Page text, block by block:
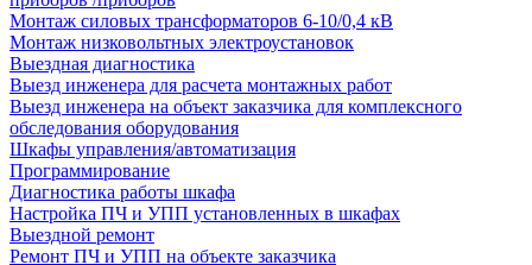
Монтаж силовых трансформаторов 6-10/0,4 кВ
Монтаж низковольтных электроустановок
Выездная диагностика
Выезд инженера для расчета монтажных работ
Выезд инженера на объект заказчика для комплексного
обследования оборудования
Шкафы управления/автоматизация
Программирование
Диагностика работы шкафа
Настройка ПЧ и УПП установленных в шкафах
Выездной ремонт
Ремонт ПЧ и УПП на объекте заказчика